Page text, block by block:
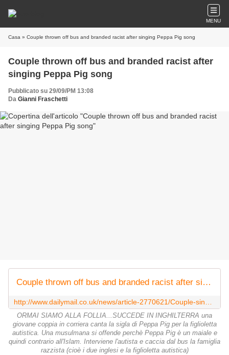
MENU
Casa » Couple thrown off bus and branded racist after singing Peppa Pig song
Couple thrown off bus and branded racist after
singing Peppa Pig song
Pubblicato su 29/09/PM 13:08
Da Gianni Fraschetti
Couple thrown off bus and branded racist after singing Peppa Pig song
ORMAI SIAMO ALLA FOLLIA...SUCCEDE IN INGHILTERRA una
giovane coppia in corriera canta la sigla di Peppa Pig per la figlioletta
autistica. Una musulmana si offende perchè Peppa Pig è un maiale e
quindi contrario all'Islam. Interviene l'autista e caccia dal bus la famiglia
razzista (cioè i due inglesi e la figlioletta autistica)